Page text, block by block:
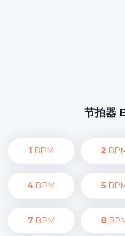
节拍器
1 BPM 2
4 BPM 5
7 BPM 8